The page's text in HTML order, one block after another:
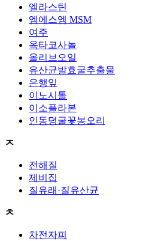
엘라스틴
엠에스엠 MSM
여주
옥타코사놀
올리브오일
유산균발효굴추출물
은행잎
이노시톨
이소플라본
인동덩굴꽃봉오리
ㅈ
전해질
제비집
질유래·질유산균
ㅊ
차전자피